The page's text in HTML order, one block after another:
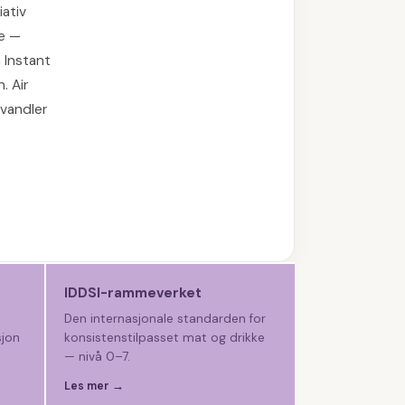
—
Instant
Air
IDDSI-rammeverket
Den internasjonale standarden for
konsistenstilpasset mat og drikke
— nivå 0–7.
Les mer →